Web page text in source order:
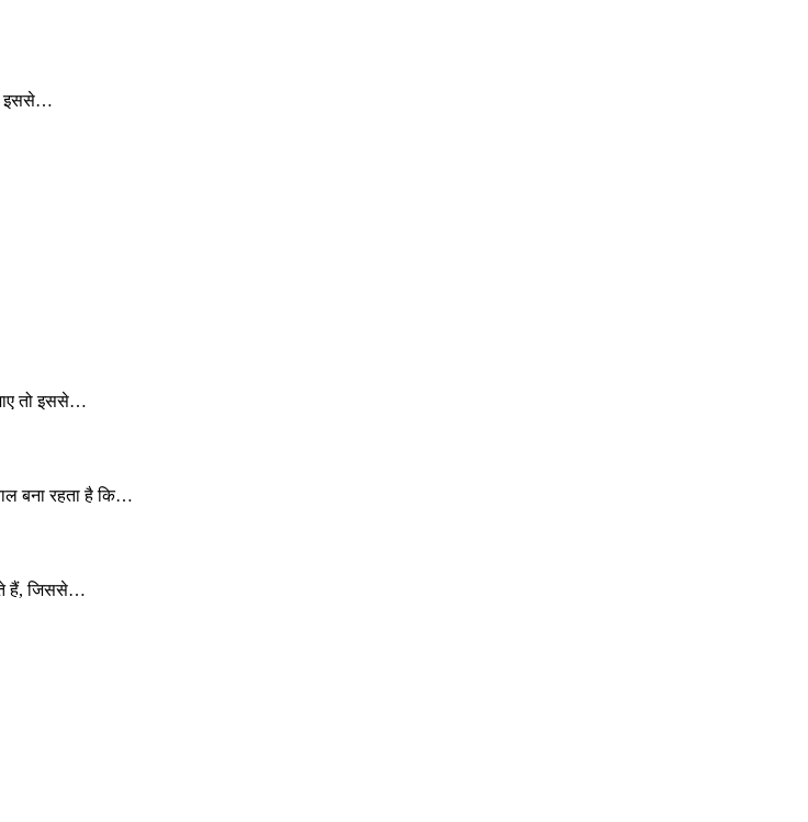
इससे…
तो इससे…
बना रहता है कि…
हैं, जिससे…